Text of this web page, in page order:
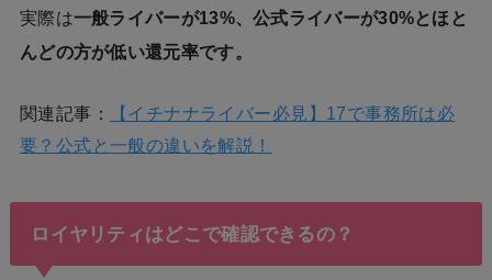
実際は一般ライバーが13%、公式ライバーが30%とほと
んどの方が低い還元率です。
関連記事：
【イチナナライバー必見】17で事務所は必
要？公式と一般の違いを解説！
ロイヤリティはどこで確認できるの？